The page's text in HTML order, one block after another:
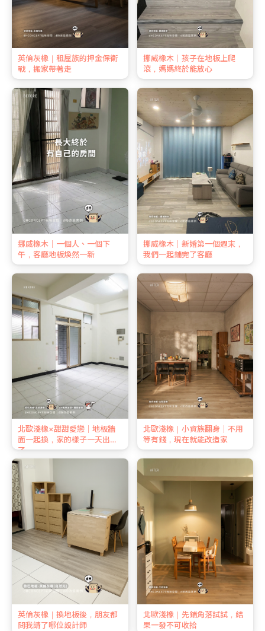
英倫灰橡｜租屋族的押金保衛
戰，搬家帶著走
挪威橡木｜孩子在地板上爬
滾，媽媽終於能放心
挪威橡木｜一個人、一個下
午，客廳地板煥然一新
挪威橡木｜新婚第一個週末，
我們一起鋪完了客廳
北歐淺橡×甜甜愛戀｜地板牆
面一起換，家的樣子一天出來
了
北歐淺橡｜小資族翻身｜不用
等有錢，現在就能改造家
英倫灰橡｜換地板後，朋友都
問我請了哪位設計師
北歐淺橡｜先鋪角落試試，結
果一發不可收拾